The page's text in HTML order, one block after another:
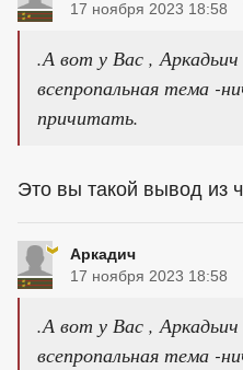
17 ноября 2023 18:58
.А вот у Вас ,
всепропальная тема -
причитать.
Это вы такой вывод из
Аркадич
17 ноября 2023 18:58
.А вот у Вас ,
всепропальная тема -